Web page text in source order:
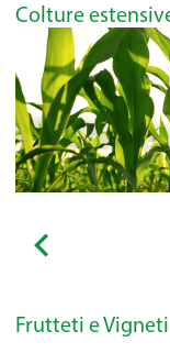
Colture
Frutteti e Vigneti